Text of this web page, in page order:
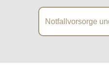
Notfallvorsorge